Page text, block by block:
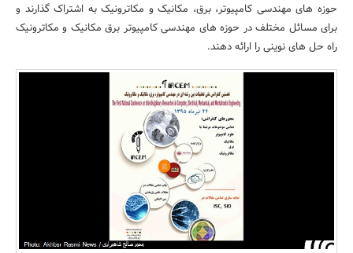
بانک، بیمه و سرمایه
حوزه های مهندسی کامپیوتر، برق، مکانیک و مکاترونیک به اشتراک گذارند و
برای مسائل مختلف در حوزه های مهندسی کامپیوتر برق مکانیک و مکاترونیک
راه حل های نوینی را ارائه دهند.